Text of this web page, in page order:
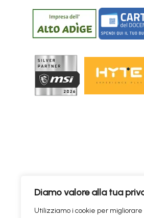
Diamo valore alla tua
Utilizziamo i cookie per